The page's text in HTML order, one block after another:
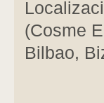
(Cosme
Bilbao,